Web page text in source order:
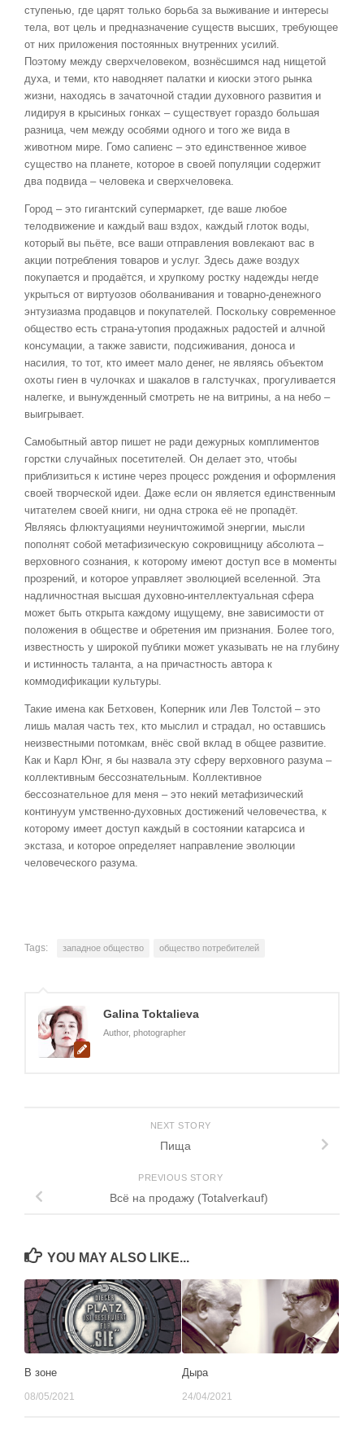
ступенью, где царят только борьба за выживание и интересы
тела, вот цель и предназначение существ высших, требующее
от них приложения постоянных внутренних усилий.
Поэтому между сверхчеловеком, вознёсшимся над нищетой
духа, и теми, кто наводняет палатки и киоски этого рынка
жизни, находясь в зачаточной стадии духовного развития и
лидируя в крысиных гонках – существует гораздо большая
разница, чем между особями одного и того же вида в
животном мире. Гомо сапиенс – это единственное живое
существо на планете, которое в своей популяции содержит
два подвида – человека и сверхчеловека.
Город – это гигантский супермаркет, где ваше любое
телодвижение и каждый ваш вздох, каждый глоток воды,
который вы пьёте, все ваши отправления вовлекают вас в
акции потребления товаров и услуг. Здесь даже воздух
покупается и продаётся, и хрупкому ростку надежды негде
укрыться от виртуозов оболванивания и товарно-денежного
энтузиазма продавцов и покупателей. Поскольку современное
общество есть страна-утопия продажных радостей и алчной
консумации, а также зависти, подсиживания, доноса и
насилия, то тот, кто имеет мало денег, не являясь объектом
охоты гиен в чулочках и шакалов в галстучках, прогуливается
налегке, и вынужденный смотреть не на витрины, а на небо –
выигрывает.
Самобытный автор пишет не ради дежурных комплиментов
горстки случайных посетителей. Он делает это, чтобы
приблизиться к истине через процесс рождения и оформления
своей творческой идеи. Даже если он является единственным
читателем своей книги, ни одна строка её не пропадёт.
Являясь флюктуациями неуничтожимой энергии, мысли
пополнят собой метафизическую сокровищницу абсолюта –
верховного сознания, к которому имеют доступ все в моменты
прозрений, и которое управляет эволюцией вселенной. Эта
надличностная высшая духовно-интеллектуальная сфера
может быть открыта каждому ищущему, вне зависимости от
положения в обществе и обретения им признания. Более того,
известность у широкой публики может указывать не на глубину
и истинность таланта, а на причастность автора к
коммодификации культуры.
Такие имена как Бетховен, Коперник или Лев Толстой – это
лишь малая часть тех, кто мыслил и страдал, но оставшись
неизвестными потомкам, внёс свой вклад в общее развитие.
Как и Карл Юнг, я бы назвала эту сферу верховного разума –
коллективным бессознательным. Коллективное
бессознательное для меня – это некий метафизический
континуум умственно-духовных достижений человечества, к
которому имеет доступ каждый в состоянии катарсиса и
экстаза, и которое определяет направление эволюции
человеческого разума.
Tags: западное общество общество потребителей
Galina Toktalieva
Author, photographer
NEXT STORY
Пища
PREVIOUS STORY
Всё на продажу (Totalverkauf)
YOU MAY ALSO LIKE...
В зоне
08/05/2021
Дыра
24/04/2021